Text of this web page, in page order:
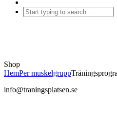
Shop
HemPer muskelgrupp
info@traningsplatsen.se